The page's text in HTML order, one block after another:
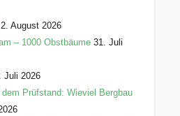
2. August 2026
– 1000 Obstbäume 31. Juli
Juli 2026
Prüfstand: Wieviel Bergbau